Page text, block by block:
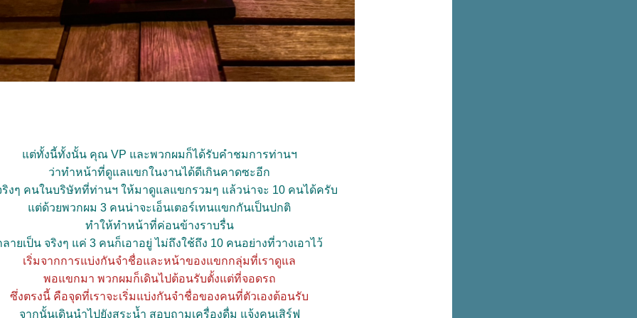
ต่ทั้งนี้ทั้งนั้น คุณ VP และพวกผมก็ได้รับคำชมการท่านฯ
ว่าทำหน้าที่ดูแลแขกในงานได้ดีเกินคาดซะอีก
งๆ คนในบริษัทที่ท่านฯ ให้มาดูแลแขกรวมๆ แล้วน่าจะ 10 คนได้ครับ
ต่ด้วยพวกผม 3 คนน่าจะเอ็นเตอร์เทนแขกกันเป็นปกติ
ทำให้ทำหน้าที่ค่อนข้างราบรื่น
ลายเป็น จริงๆ แค่ 3 คนก็เอาอยู่ ไม่ถึงใช้ถึง 10 คนอย่างที่วางเอาไว้
เริ่มจากการแบ่งกันจำชื่อและหน้าของแขกกลุ่มที่เราดูแล
พอแขกมา พวกผมก็เดินไปต้อนรับตั้งแต่ที่จอดรถ
ซึ่งตรงนี้ คือจุดที่เราจะเริ่มแบ่งกันจำชื่อของคนที่ตัวเองต้อนรับ
จากนั้นเดินนำไปยังสระน้ำ สอบถามเครื่องดื่ม แจ้งคนเสิร์ฟ